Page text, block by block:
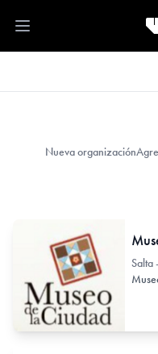
Open main menu
Nueva organización
Salta